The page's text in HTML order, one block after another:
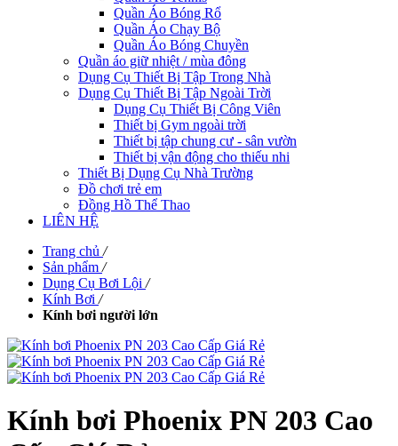
Quần Áo Bóng Rổ
Quần Áo Chạy Bộ
Quần Áo Bóng Chuyền
Quần áo giữ nhiệt / mùa đông
Dụng Cụ Thiết Bị Tập Trong Nhà
Dụng Cụ Thiết Bị Tập Ngoài Trời
Dụng Cụ Thiết Bị Công Viên
Thiết bị Gym ngoài trời
Thiết bị tập chung cư - sân vườn
Thiết bị vận động cho thiếu nhi
Thiết Bị Dụng Cụ Nhà Trường
Đồ chơi trẻ em
Đồng Hồ Thể Thao
LIÊN HỆ
Trang chủ /
Sản phẩm /
Dụng Cụ Bơi Lội /
Kính Bơi /
Kính bơi người lớn
Kính bơi Phoenix PN 203 Cao